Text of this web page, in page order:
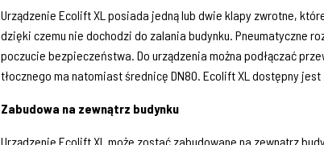
Urządzenie Ecolift XL posiada jedną lub dwie klapy zwrotne,
dzięki czemu nie dochodzi do zalania budynku. Pneumatyczne
poczucie bezpieczeństwa. Do urządzenia można podłączać
tłocznego ma natomiast średnicę DN80. Ecolift XL dostępny
Zabudowa na zewnątrz budynku
Urządzenie Ecolift XL może zostać zabudowane na zewnątrz